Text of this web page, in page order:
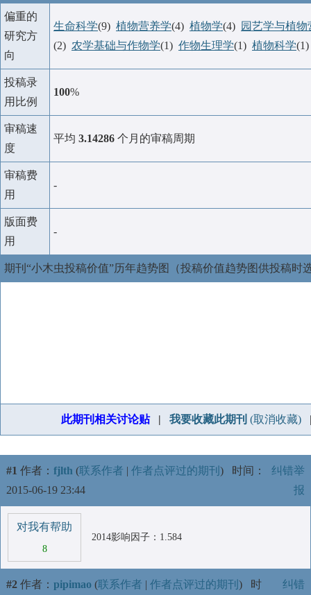
偏重的
研究方
向
生命科学(9) 植物营养学(4) 植物学(4) 园艺学与植物
(2) 农学基础与作物学(1) 作物生理学(1) 植物科学
投稿录
用比例
100%
审稿速
度
平均 3.14286 个月的审稿周期
审稿费
用
-
版面费
用
-
期刊“小木虫投稿价值”历年趋势图（投稿价值趋势图供投稿时
此期刊相关讨论贴| 我要收藏此期刊 (取消收藏)
#1 作者： fjlth (联系作者 | 作者点评过的期刊 ) 时间：
2015-06-19 23:44
纠错举
报
对我有帮助
8
2014影响因子：1.584
#2 作者： pipimao (联系作者 | 作者点评过的期刊 ) 时
纠错